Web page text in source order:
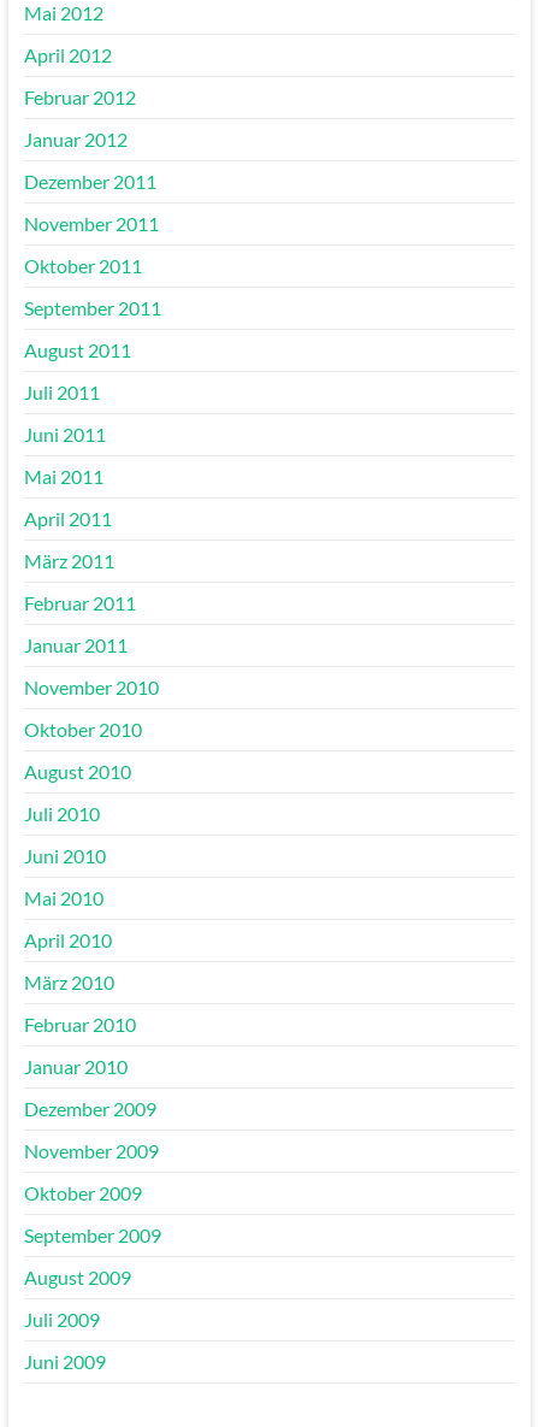
Mai 2012
April 2012
Februar 2012
Januar 2012
Dezember 2011
November 2011
Oktober 2011
September 2011
August 2011
Juli 2011
Juni 2011
Mai 2011
April 2011
März 2011
Februar 2011
Januar 2011
November 2010
Oktober 2010
August 2010
Juli 2010
Juni 2010
Mai 2010
April 2010
März 2010
Februar 2010
Januar 2010
Dezember 2009
November 2009
Oktober 2009
September 2009
August 2009
Juli 2009
Juni 2009